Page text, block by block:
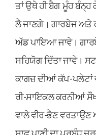
ਤਾਂ ਉਥੇ ਹੀ ਬੈਗ ਮੂੰਹ ਬੰਨ੍ਹ
ਲੈ ਜਾਣਗੇ। ਗਾਰਬੇਜ ਅਤੇ
ਅੱਡ ਪਾਇਆ ਜਾਵੇ।
ਸਹਿਯੋਗ ਦਿੱਤਾ ਜਾਵੇ।
ਕਾਗਜ਼ ਦੀਆਂ ਕੱਪ-ਪਲੇਟਾਂ
ਰੀ-ਸਾਇਕਲ ਕਰਨੀਆਂ
ਵਾਲੇ ਵੀਰ-ਭੈਣ